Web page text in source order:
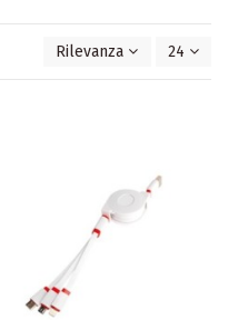
Rilevanza 24